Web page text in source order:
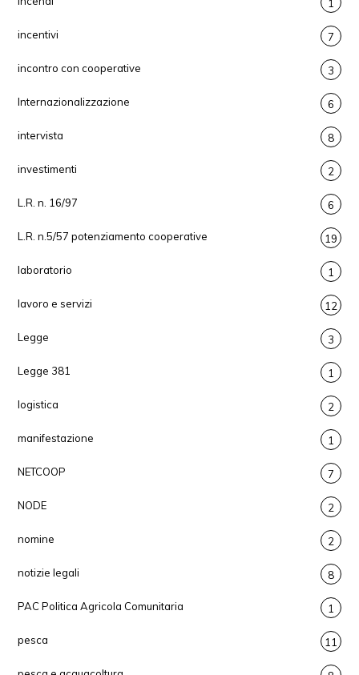
1
incentivi 7
incontro con cooperative 3
Internazionalizzazione 6
intervista 8
investimenti 2
L.R. n. 16/97 6
L.R. n.5/57 potenziamento cooperative 19
laboratorio 1
lavoro e servizi 12
Legge 3
Legge 381 1
logistica 2
manifestazione 1
NETCOOP 7
NODE 2
nomine 2
notizie legali 8
PAC Politica Agricola Comunitaria 1
pesca 11